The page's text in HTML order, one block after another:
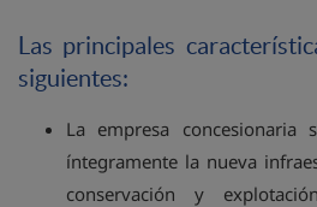
Las principales
siguientes:
La empresa concesionaria
íntegramente la nueva
conservación y